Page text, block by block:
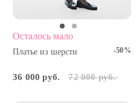
Осталось мало
Платье из шерсти -50%
36 000 руб. 72 000 руб.